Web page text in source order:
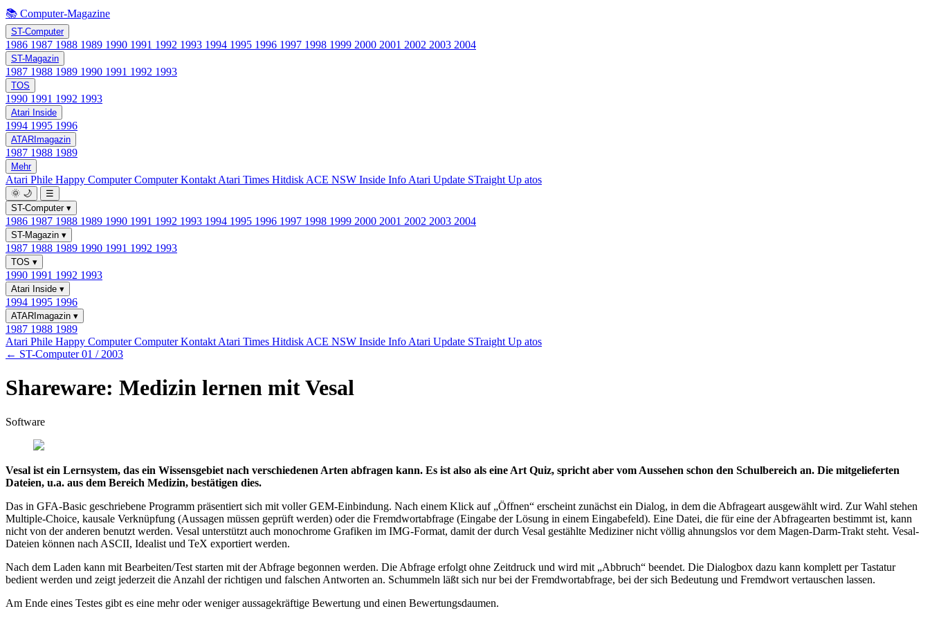
📚 Computer-Magazine
ST-Computer
1986 1987 1988 1989 1990 1991 1992 1993 1994 1995 1996 1997 1998 1999 2000 2001 2002 2003 2004
ST-Magazin
1987 1988 1989 1990 1991 1992 1993
TOS
1990 1991 1992 1993
Atari Inside
1994 1995 1996
ATARImagazin
1987 1988 1989
Mehr
Atari Phile Happy ComputerComputer Kontakt Atari Times Hitdisk ACE NSW Inside Info Atari Update STraight Up atos
🌞 🌙
☰
ST-Computer ▾
1986 1987 1988 1989 1990 1991 1992 1993 1994 1995 1996 1997 1998 1999 2000 2001 2002 2003 2004
ST-Magazin ▾
1987 1988 1989 1990 1991 1992 1993
TOS ▾
1990 1991 1992 1993
Atari Inside ▾
1994 1995 1996
ATARImagazin ▾
1987 1988 1989
Atari Phile Happy ComputerComputer Kontakt Atari Times Hitdisk ACE NSW Inside Info Atari Update STraight Up atos
← ST-Computer 01 / 2003
Shareware: Medizin lernen mit Vesal
Software
Vesal ist ein Lernsystem, das ein Wissensgebiet nach verschiedenen Arten abfragen kann. Es ist also als eine Art Quiz, spricht aber vom Aussehen schon den Schulbereich an. Die mitgelieferten
Dateien, u.a. aus dem Bereich Medizin, bestätigen dies.
Das in GFA-Basic geschriebene Programm präsentiert sich mit voller GEM-Einbindung. Nach einem Klick auf „Öffnen“ erscheint zunächst ein Dialog, in dem die Abfrageart ausgewählt wird. Zur Wahl stehen
Multiple-Choice, kausale Verknüpfung (Aussagen müssen geprüft werden) oder die Fremdwortabfrage (Eingabe der Lösung in einem Eingabefeld). Eine Datei, die für eine der Abfragearten bestimmt ist, kann
nicht von der anderen benutzt werden. Vesal unterstützt auch monochrome Grafiken im IMG-Format, damit der durch Vesal gestählte Mediziner nicht völlig ahnungslos vor dem Magen-Darm-Trakt steht. Vesal-
Dateien können nach ASCII, Idealist und TeX exportiert werden.
Nach dem Laden kann mit Bearbeiten/Test starten mit der Abfrage begonnen werden. Die Abfrage erfolgt ohne Zeitdruck und wird mit „Abbruch“ beendet. Die Dialogbox dazu kann komplett per Tastatur
bedient werden und zeigt jederzeit die Anzahl der richtigen und falschen Antworten an. Schummeln läßt sich nur bei der Fremdwortabfrage, bei der sich Bedeutung und Fremdwort vertauschen lassen.
Am Ende eines Testes gibt es eine mehr oder weniger aussagekräftige Bewertung und einen Bewertungsdaumen.